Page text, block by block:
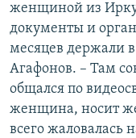
женщиной из
документы и
месяцев держали
Агафонов. – Там
общался по
женщина, носит
всего жаловалась